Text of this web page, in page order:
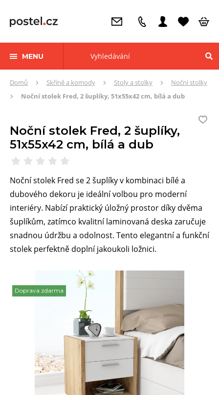
MENU
ZdeDomů Skříně a komody Stoly a stolky
Noční stolky
Noční stolek Fred, 2 šuplíky, 51x55x42 cm, bílá a dub
Noční stolek Fred, 2 šuplíky,
51x55x42 cm, bílá a dub
Noční stolek Fred se 2 šuplíky v kombinaci bílé a
dubového dekoru je ideální volbou pro moderní
interiéry. Nabízí praktický úložný prostor díky dvěma
šuplíkům, zatímco kvalitní laminovaná deska zaručuje
snadnou údržbu a odolnost. Tento elegantní a funkční
stolek perfektně doplní jakoukoli ložnici.
Doprava zdarma